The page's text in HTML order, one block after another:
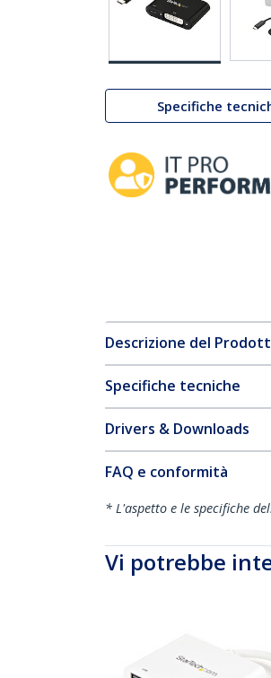
Specifiche
Descrizione del
Specifiche tecniche
Drivers & Downloads
FAQ e conformità
* L'aspetto e le specifiche
Vi potrebbe